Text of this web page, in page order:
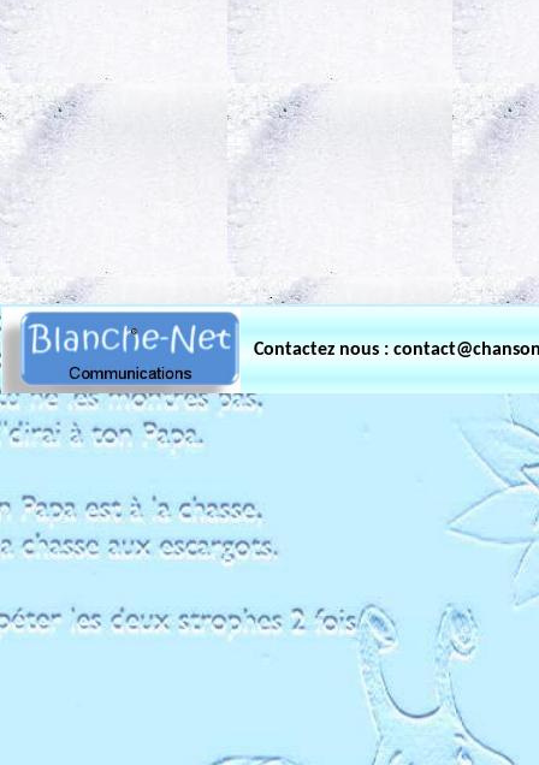
.
Contactez nous :